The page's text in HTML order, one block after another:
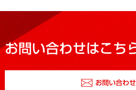
お問い合わせはこち
お問い合わせ